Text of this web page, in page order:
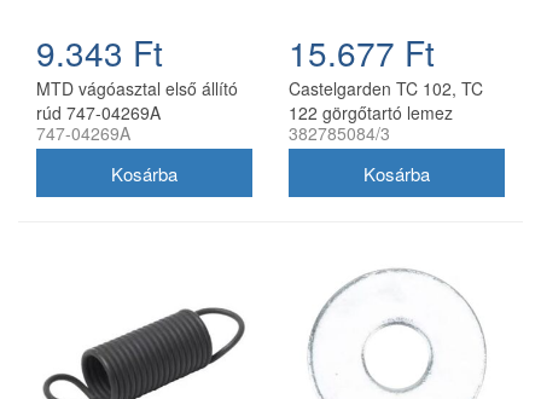
9.343 Ft
MTD vágóasztal első állító
rúd 747-04269A
747-04269A
15.677 Ft
Castelgarden TC 102, TC
122 görgőtartó lemez
fűnyírótraktorhoz
382785084/3